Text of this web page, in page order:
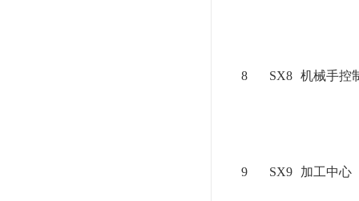
8 SX8 机械手控
9 SX9 加工中心